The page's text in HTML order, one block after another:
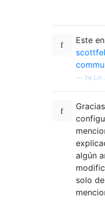
Este
— Ye Lin
algún
solo